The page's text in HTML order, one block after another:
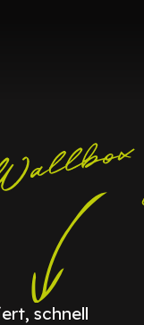
schnell